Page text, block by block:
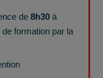
de 8h30 à
formation par la